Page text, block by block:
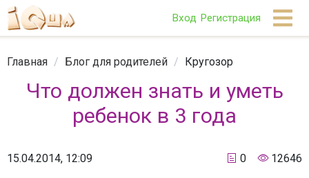
Вход Регистрация
Главная / Блог для родителей / Кругозор
Что должен знать и уметь
ребенок в 3 года
15.04.2014, 12:09 0 12646